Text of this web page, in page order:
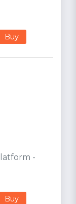
Buy
-
Buy